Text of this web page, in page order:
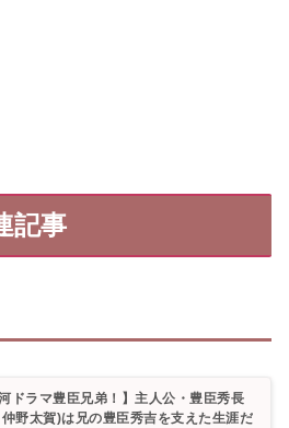
記事
河ドラマ豊臣兄弟！】主人公・豊臣秀長
野太賀)は兄の豊臣秀吉を支えた生涯だ